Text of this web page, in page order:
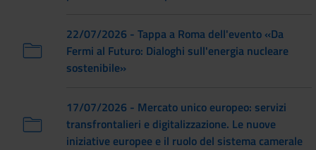
22/07/2026 - Tappa a Roma dell'evento «Da
Fermi al Futuro: Dialoghi sull'energia nucleare
sostenibile»
17/07/2026 - Mercato unico europeo: servizi
transfrontalieri e digitalizzazione. Le nuove
iniziative europee e il ruolo del sistema camerale